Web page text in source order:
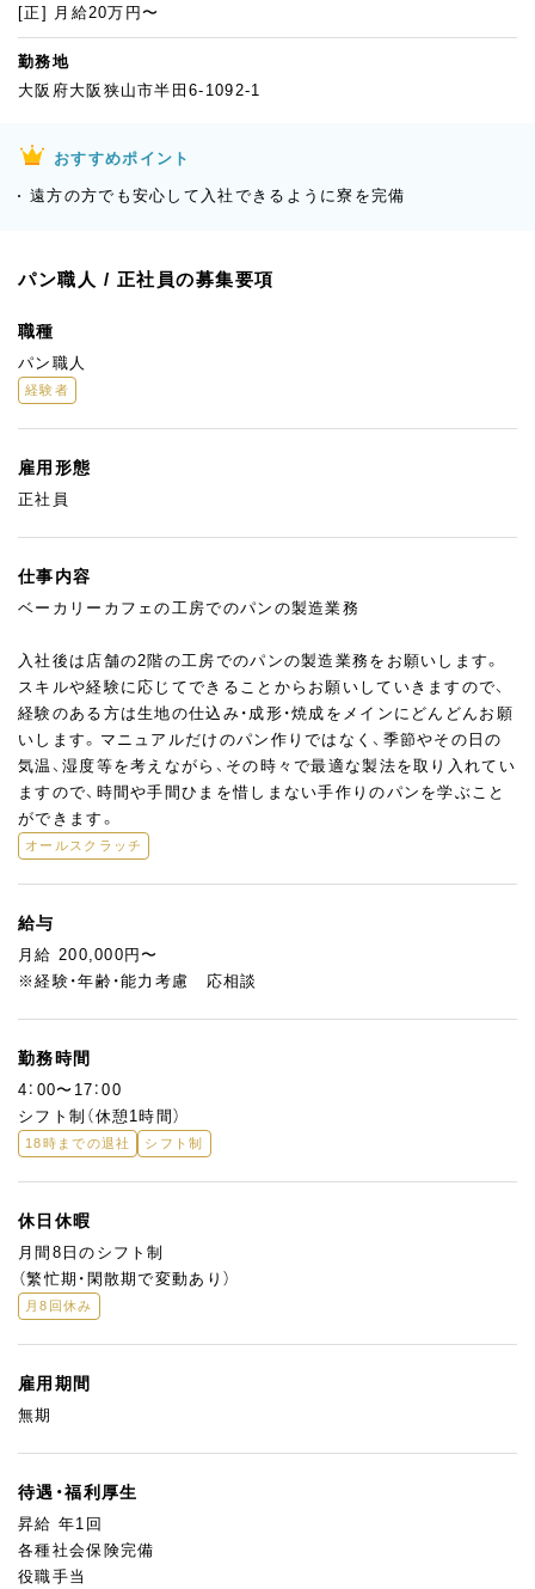
[正] 月給20万円〜
勤務地
大阪府大阪狭山市半田6-1092-1
おすすめポイント
遠方の方でも安心して入社できるように寮を完備
パン職人 / 正社員の募集要項
職種
パン職人
経験者
雇用形態
正社員
仕事内容
ベーカリーカフェの工房でのパンの製造業務
入社後は店舗の2階の工房でのパンの製造業務をお願いします。
スキルや経験に応じてできることからお願いしていきますので、
経験のある方は生地の仕込み・成形・焼成をメインにどんどんお願
いします。マニュアルだけのパン作りではなく、季節やその日の
気温、湿度等を考えながら、その時々で最適な製法を取り入れてい
ますので、時間や手間ひまを惜しまない手作りのパンを学ぶこと
ができます。
オールスクラッチ
給与
月給 200,000円〜
※経験・年齢・能力考慮 応相談
勤務時間
4：00〜17：00
シフト制（休憩1時間）
18時までの退社 シフト制
休日休暇
月間8日のシフト制
（繁忙期・閑散期で変動あり）
月8回休み
雇用期間
無期
待遇・福利厚生
昇給 年1回
各種社会保険完備
役職手当